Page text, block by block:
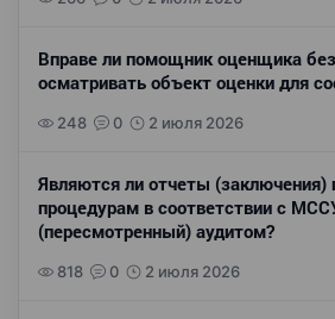
Вправе ли помощник оценщика
осматривать объект оценки для
248 0 2 июля 2026
Являются ли отчеты (заключения)
процедурам в соответствии с
(пересмотренный) аудитом?
818 0 2 июля 2026